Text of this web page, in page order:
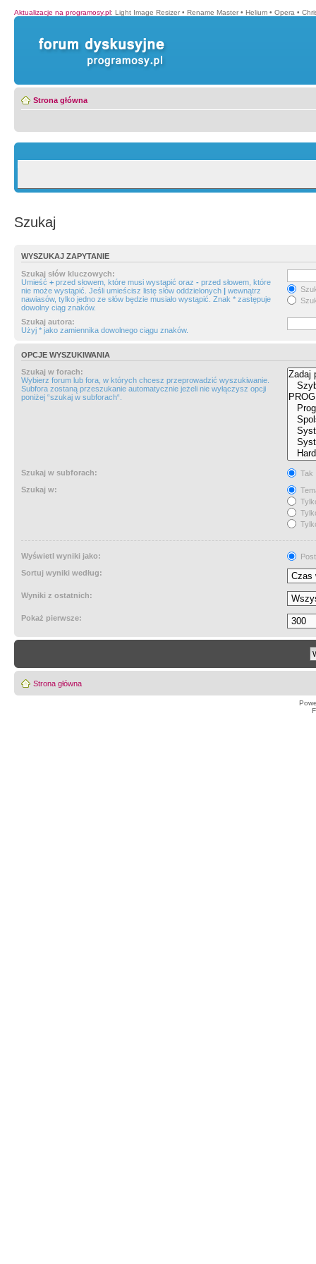
Aktualizacje na programosy.pl: Light Image Resizer • Rename Master • Helium • Opera •
Strona główna
Szukaj
WYSZUKAJ ZAPYTANIE
Szukaj słów kluczowych:
Umieść + przed słowem, które musi wystąpić oraz - przed słowem, które
nie może wystąpić. Jeśli umieścisz listę słów oddzielonych | wewnątrz
nawiasów, tylko jedno ze słów będzie musiało wystąpić. Znak * zastępuje
dowolny ciąg znaków.
Szukaj autora:
Użyj * jako zamiennika dowolnego ciągu znaków.
OPCJE WYSZUKIWANIA
Szukaj w forach:
Wybierz forum lub fora, w których chcesz przeprowadzić wyszukiwanie.
Subfora zostaną przeszukanie automatycznie jeżeli nie wyłączysz opcji
poniżej “szukaj w subforach“.
Szukaj w subforach:
Tak
Szukaj w:
Wyświetl wyniki jako:
Sortuj wyniki według:
Wyniki z ostatnich:
Pokaż pierwsze:
Strona główna